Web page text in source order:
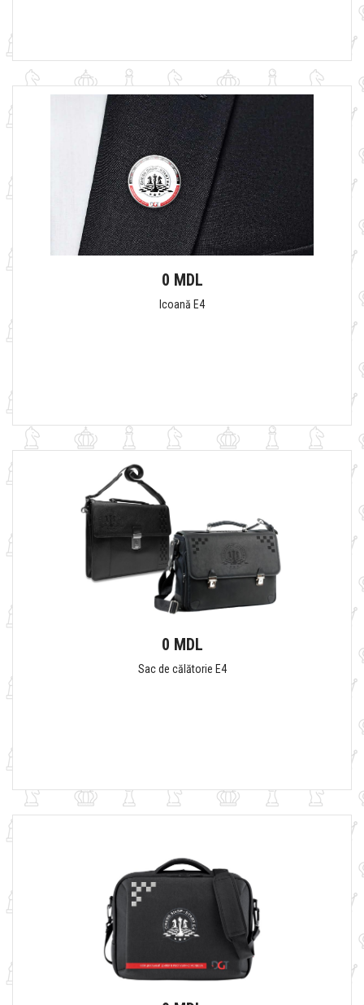
0 MDL
Icoană E4
0 MDL
Sac de călătorie E4